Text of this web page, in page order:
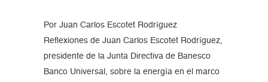
Por Juan Carlos Escotet Rodríguez
Reflexiones de Juan Carlos Escotet Rodríguez,
presidente de la Junta Directiva de Banesco
Banco Universal, sobre la energía en el marco